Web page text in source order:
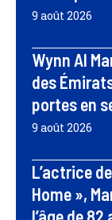
9 août 2026
Wynn Al
des
portes en
9 août 2026
L’actrice
Home »,